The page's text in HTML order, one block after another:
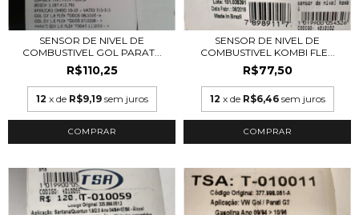
SENSOR DE NIVEL DE
COMBUSTIVEL GOL PARAT...
R$110,25
12 x de R$9,19 sem juros
SENSOR DE NIVEL DE
COMBUSTIVEL KOMBI FLE...
R$77,50
12 x de R$6,46 sem juros